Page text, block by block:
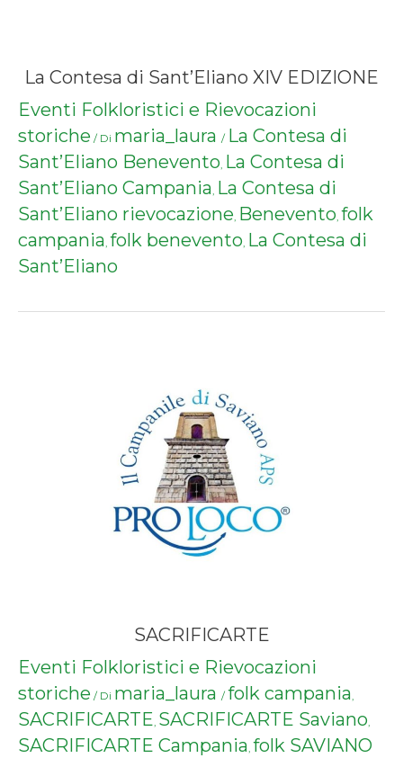
La Contesa di Sant’Eliano XIV EDIZIONE
Eventi Folkloristici e Rievocazioni
storiche / Di maria_laura / La Contesa di
Sant’Eliano Benevento, La Contesa di
Sant’Eliano Campania, La Contesa di
Sant’Eliano rievocazione, Benevento, folk
campania, folk benevento, La Contesa di
Sant’Eliano
SACRIFICARTE
Eventi Folkloristici e Rievocazioni
storiche / Di maria_laura /folk campania,
SACRIFICARTE, SACRIFICARTE Saviano,
SACRIFICARTE Campania, folk SAVIANO